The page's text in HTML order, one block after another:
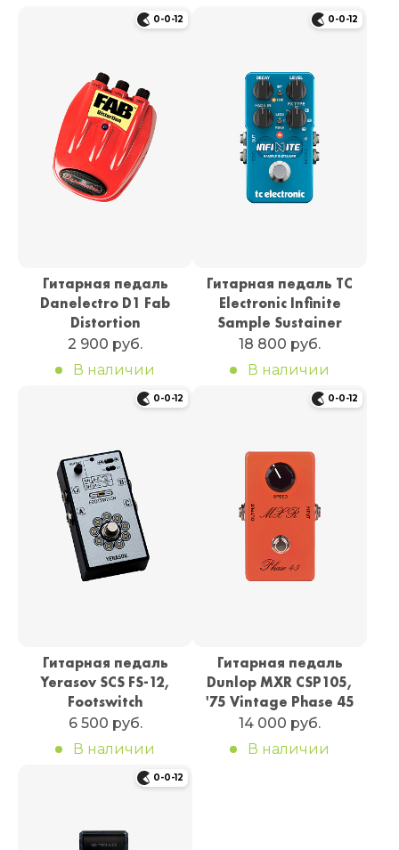
0-0-12
Гитарная педаль
Danelectro D1 Fab
Distortion
2 900 руб.
В наличии
0-0-12
Гитарная педаль TC
Electronic Infinite
Sample Sustainer
18 800 руб.
В наличии
0-0-12
Гитарная педаль
Yerasov SCS FS-12,
Footswitch
6 500 руб.
В наличии
0-0-12
Гитарная педаль
Dunlop MXR CSP105,
'75 Vintage Phase 45
14 000 руб.
В наличии
0-0-12